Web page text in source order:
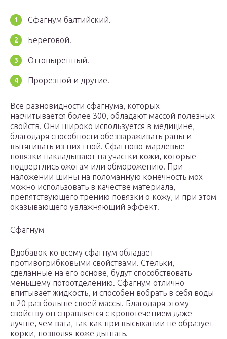
Сфагнум балтийский.
Береговой.
Оттопыренный.
Прорезной и другие.
Все разновидности сфагнума, которых
насчитывается более 300, обладают массой полезных
свойств. Они широко используется в медицине,
благодаря способности обеззараживать раны и
вытягивать из них гной. Сфагново-марлевые
повязки накладывают на участки кожи, которые
подверглись ожогам или обморожению. При
наложении шины на поломанную конечность мох
можно использовать в качестве материала,
препятствующего трению повязки о кожу, и при этом
оказывающего увлажняющий эффект.
Сфагнум
Вдобавок ко всему сфагнум обладает
противогрибковыми свойствами. Стельки,
сделанные на его основе, будут способствовать
меньшему потоотделению. Сфагнум отлично
впитывает жидкость, и способен вобрать в себя воды
в 20 раз больше своей массы. Благодаря этому
свойству он справляется с кровотечением даже
лучше, чем вата, так как при высыхании не образует
корки, позволяя коже дышать.